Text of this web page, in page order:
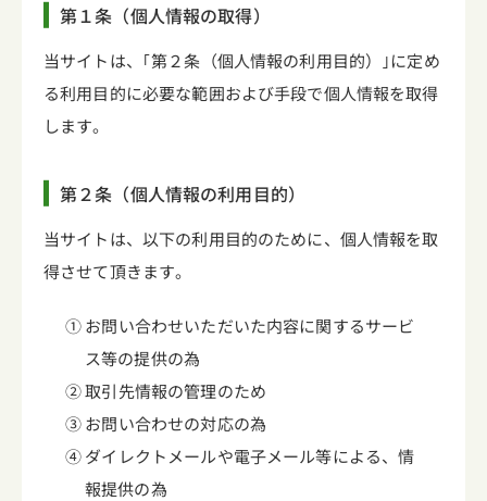
第１条（個人情報の取得）
当サイトは、｢第２条（個人情報の利用目的）｣に定め
る利用目的に必要な範囲および手段で個人情報を取得
します。
第２条（個人情報の利用目的）
当サイトは、以下の利用目的のために、個人情報を取
得させて頂きます。
① お問い合わせいただいた内容に関するサービ
ス等の提供の為
② 取引先情報の管理のため
③ お問い合わせの対応の為
④ ダイレクトメールや電子メール等による、情
報提供の為